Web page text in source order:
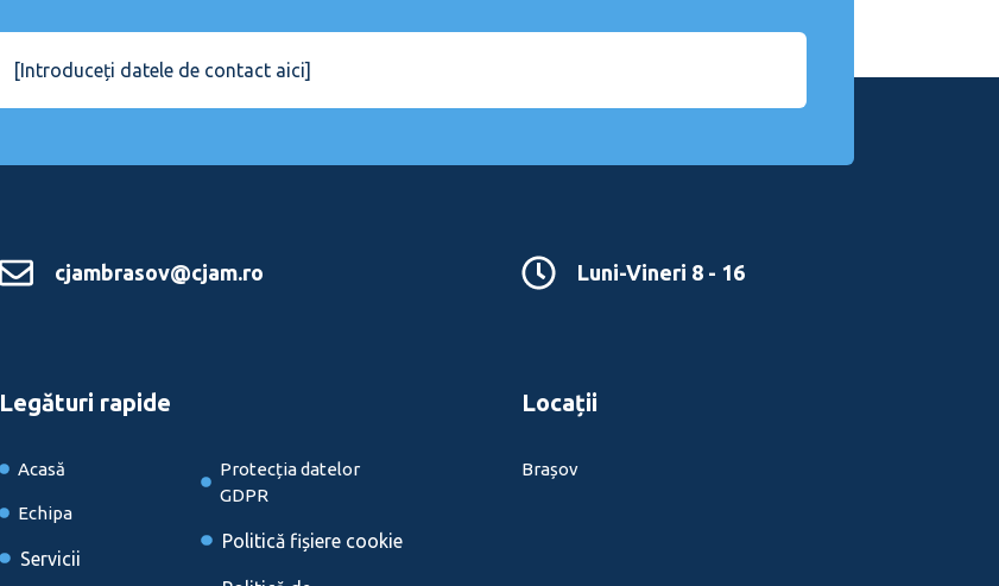
[Introduceți datele de contact aici]
cjambrasov@cjam.ro Luni-Vineri 8 - 16
Legături rapide
Acasă
Echipa
Servicii
Protecția datelor
GDPR
Politică fișiere cookie
Locații
Brașov